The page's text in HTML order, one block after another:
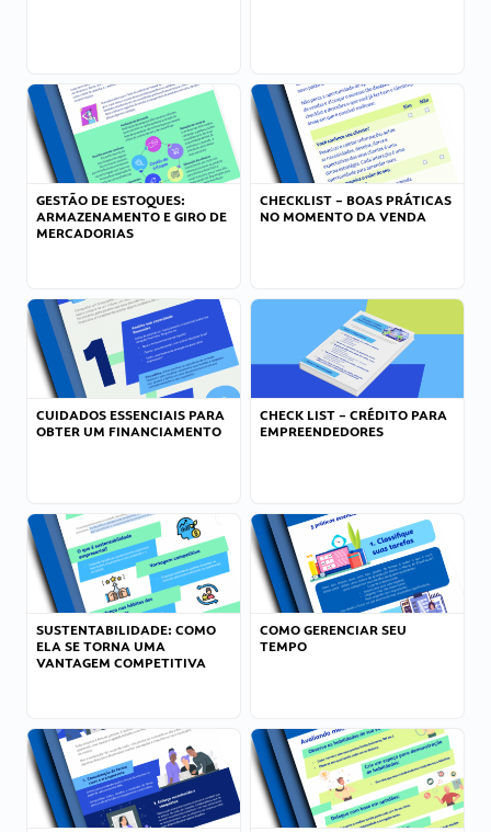
GESTÃO DE ESTOQUES:
ARMAZENAMENTO E GIRO DE
MERCADORIAS
CHECKLIST – BOAS PRÁTICAS
NO MOMENTO DA VENDA
CUIDADOS ESSENCIAIS PARA
OBTER UM FINANCIAMENTO
CHECK LIST – CRÉDITO PARA
EMPREENDEDORES
SUSTENTABILIDADE: COMO
ELA SE TORNA UMA
VANTAGEM COMPETITIVA
COMO GERENCIAR SEU
TEMPO